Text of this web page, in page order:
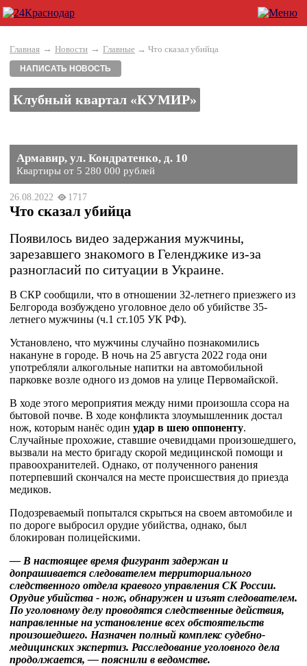
Главная → Новости → Главные → Что сказал убийца
НАПИСАТЬ НОВОСТЬ
Клубный квартал «КУМИР»
Армавир, ул. Кондратенко, д. 10
Квартиры от 5 280 000 рублей
26.08.2022 1717
Что сказал убийца
Появилось видео задержания мужчины,
зарезавшего знакомого в Геленджике из-за
разногласий по ситуации в Украине.
В СКР сообщили, что в отношении 32-летнего приезжего из
Белгорода возбуждено уголовное дело об убийстве 35-
летнего мужчины (ч.1 ст.105 УК РФ).
Установлено, что мужчины случайно познакомились
накануне в городе. В ночь на 25 августа 2022 года они
употребляли алкогольные напитки на автомобильной
парковке возле одного из домов на улице Первомайской.
В ходе этого мероприятия между ними произошла ссора на
бытовой почве. В ходе конфликта злоумышленник достал
нож, которым нанёс один удар в шею оппоненту.
Случайные прохожие, ставшие очевидцами произошедшего,
вызвали на место бригаду скорой медицинской помощи и
правоохранителей. Однако, от полученного ранения
потерпевший скончался на месте происшествия до приезда
медиков.
Подозреваемый попытался скрыться на своем автомобиле и
по дороге выбросил орудие убийства, однако, был
блокирован полицейскими.
— В настоящее время фигурант задержан и
допрашивается следователем территориального
следственного отдела краевого управления СК России.
Орудие убийства - нож, обнаружен и изъят следователем.
По уголовному делу проводятся следственные действия,
направленные на установление всех обстоятельств
произошедшего. Назначен полный комплекс судебно-
медицинских экспертиз. Расследование уголовного дела
продолжается, — пояснили в ведомстве.